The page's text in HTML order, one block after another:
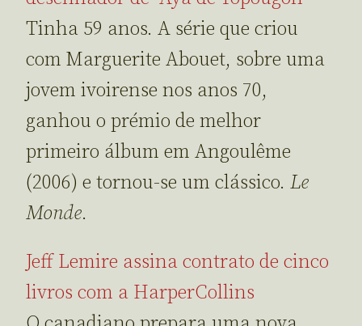
Tinha 59 anos. A série que criou
com Marguerite Abouet, sobre uma
jovem ivoirense nos anos 70,
ganhou o prémio de melhor
primeiro álbum em Angoulême
(2006) e tornou-se um clássico. Le
Monde.
Jeff Lemire assina contrato de cinco
livros com a HarperCollins